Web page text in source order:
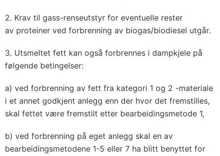
2. Krav til gass-renseutstyr for eventuelle rester
av proteiner ved forbrenning av biogas/biodiesel utgår.
3. Utsmeltet fett kan også forbrennes i dampkjele på
følgende betingelser:
a) ved forbrenning av fett fra kategori 1 og 2 -materiale
i et annet godkjent anlegg enn der hvor det fremstilles,
skal fettet være fremstilt etter bearbeidingsmetode 1,
b) ved forbrenning på eget anlegg skal en av
bearbeidingsmetodene 1-5 eller 7 ha blitt benyttet for